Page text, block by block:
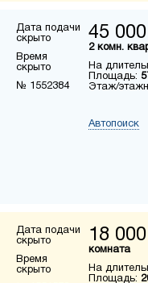
Дата подачи
скрыто
Время
скрыто
№ 1552384
45 000
2 комн.
На
Площадь:
Этаж/
Автопоиск
Дата подачи
скрыто
Время
скрыто
18 000
комната
На
Площадь: